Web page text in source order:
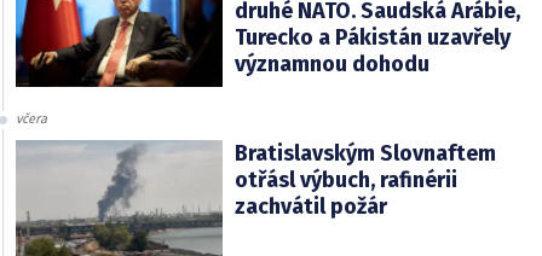
druhé NATO. Saudská Arábie,
Turecko a Pákistán uzavřely
významnou dohodu
včera
Bratislavským Slovnaftem
otřásl výbuch, rafinérii
zachvátil požár